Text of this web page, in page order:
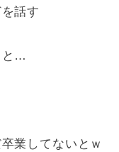
話す
と…
業してないとｗ